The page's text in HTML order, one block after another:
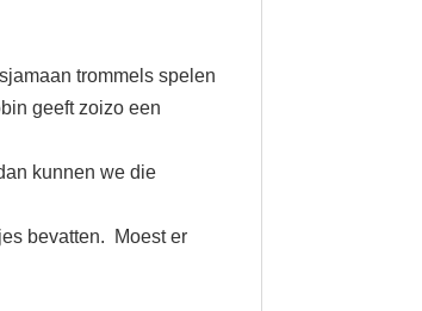
trommels spelen
geeft zoizo een
kunnen we die
bevatten. Moest er